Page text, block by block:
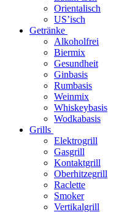
Orientalisch
US’isch
Getränke
Alkoholfrei
Biermix
Gesundheit
Ginbasis
Rumbasis
Weinmix
Whiskeybasis
Wodkabasis
Grills
Elektrogrill
Gasgrill
Kontaktgrill
Oberhitzegrill
Raclette
Smoker
Vertikalgrill